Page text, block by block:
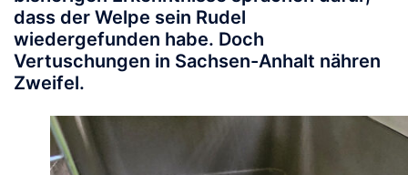
dass der Welpe sein Rudel
wiedergefunden habe. Doch
Vertuschungen in Sachsen-Anhalt nähren
Zweifel.